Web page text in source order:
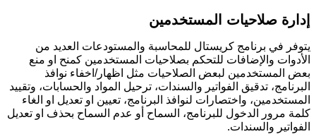
إدارة صلاحيات المستخدمين
يتوفر في برنامج كريستال للمحاسبة والمستودعات العديد من
الأدوات والإضافات للتحكم بصلاحيات المستخدمين كمنح او منع
بعض المستخدمين لبعض الصلاحيات مثل اظهار/اخفاء نوافذ
البرنامج، تدقيق الفواتير والسندات، ترحيل المواد والحسابات، وتقييد
المستخدمين، واختصارات لنوافذ البرنامج، تعيين او تعديل او الغاء
كلمة مرور الدخول للبرنامج، السماح أو عدم السماح بحذف او تعديل
الفواتير والسندات.